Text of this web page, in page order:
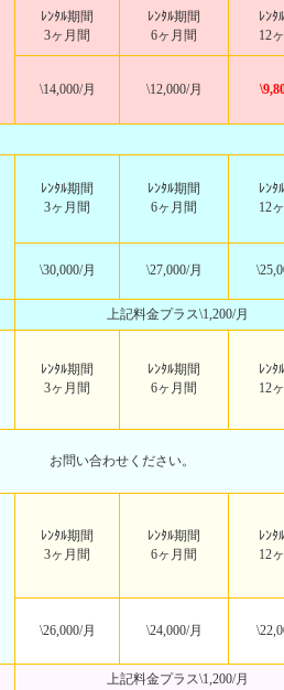
ﾚﾝﾀﾙ期間
3ヶ月間
ﾚﾝﾀﾙ期間
6ヶ月間
ﾚﾝﾀ
12
\14,000/月 \12,000/月
ﾚﾝﾀﾙ期間
3ヶ月間
ﾚﾝﾀﾙ期間
6ヶ月間
ﾚﾝﾀ
12
\30,000/月 \27,000/月
上記料金プラス\1,200/月
ﾚﾝﾀﾙ期間
3ヶ月間
ﾚﾝﾀﾙ期間
6ヶ月間
ﾚﾝﾀ
12
お問い合わせください。
ﾚﾝﾀﾙ期間
3ヶ月間
ﾚﾝﾀﾙ期間
6ヶ月間
ﾚﾝﾀ
12
\26,000/月 \24,000/月
上記料金プラス\1,200/月